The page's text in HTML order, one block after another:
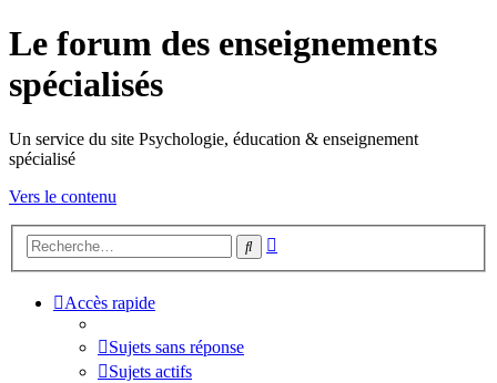
Le forum des enseignements
spécialisés
Un service du site Psychologie, éducation & enseignement
spécialisé
Vers le contenu
Rechercher
Accès rapide
Sujets sans réponse
Sujets actifs